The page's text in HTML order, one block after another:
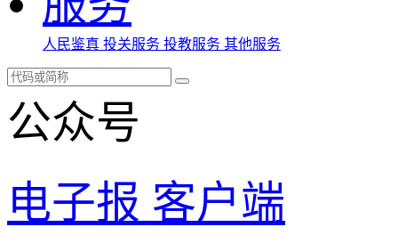
人民鉴真 投关服务 投教服务 其他服务
公众号
电子报 客户端